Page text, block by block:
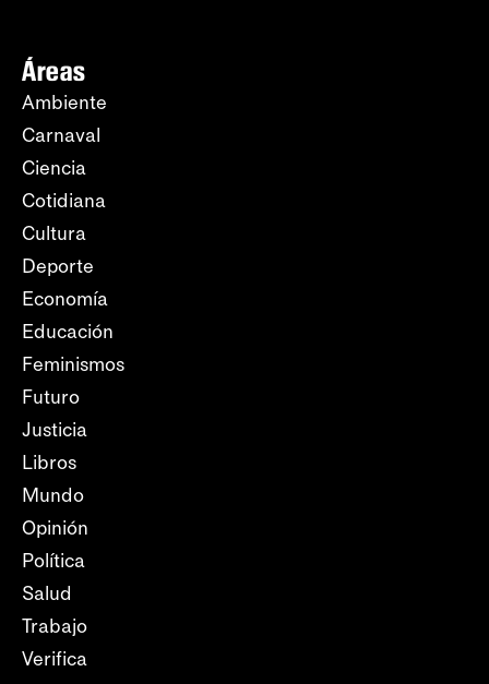
Áreas
Ambiente
Carnaval
Ciencia
Cotidiana
Cultura
Deporte
Economía
Educación
Feminismos
Futuro
Justicia
Libros
Mundo
Opinión
Política
Salud
Trabajo
Verifica